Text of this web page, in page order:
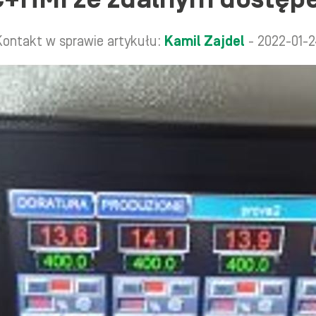
w sprawie artykułu: Kamil Zajdel - 2022-01-